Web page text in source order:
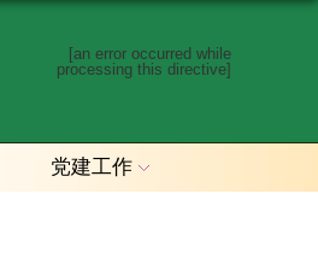
[an error occurred while
processing this directive]
党建工作